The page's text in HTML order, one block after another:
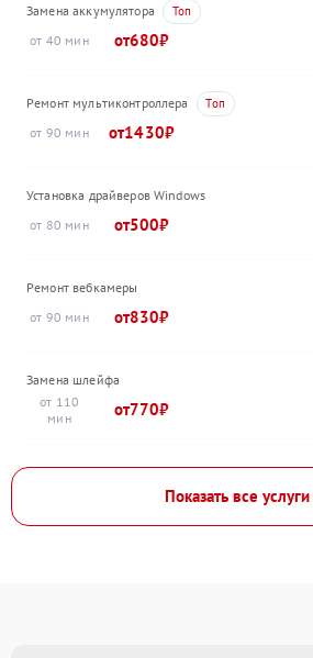
Замена аккумулятора
40
680
Ремонт мультиконтроллера
90
1430
Установка драйверов Windows
80
500
Ремонт вебкамеры
90
830
Замена шлейфа
110
770
Показать все услуги